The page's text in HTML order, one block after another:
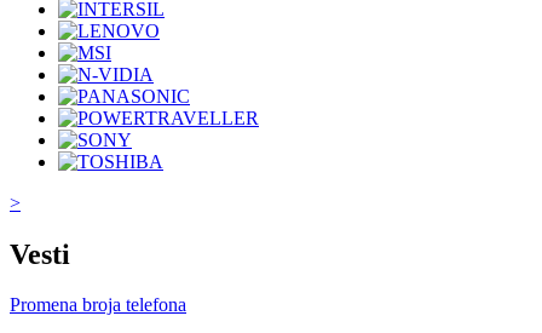
>
Vesti
Promena broja telefona